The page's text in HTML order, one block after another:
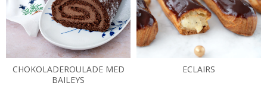
CHOKOLADEROULADE MED
BAILEYS
ECLAIRS